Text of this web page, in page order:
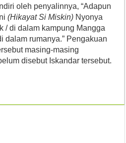
oleh penyalinnya, “Adapun
(Hikayat Si Miskin) Nyonya
/ di dalam kampung Mangga
dalam rumanya.” Pengakuan
masing-masing
disebut Iskandar tersebut.